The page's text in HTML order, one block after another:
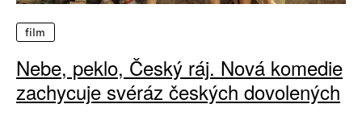
film
Nebe, peklo, Český ráj. Nová komedie
zachycuje svéráz českých dovolených